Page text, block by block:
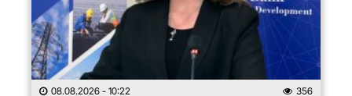
08.08.2026 - 10:22 356